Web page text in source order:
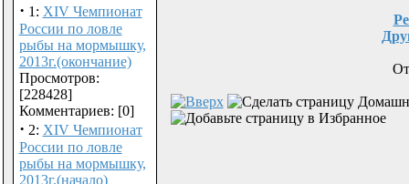
· 1: XIV Чемпионат
России по ловле
рыбы на мормышку,
2013г.(окончание)
Просмотров:
[228428]
Комментариев: [0]
· 2: XIV Чемпионат
России по ловле
рыбы на мормышку,
2013г.(начало)